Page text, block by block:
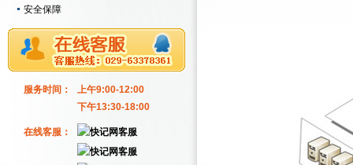
安全保障
服务时间：
上午9:00-12:00
下午13:30-18:00
在线客服：